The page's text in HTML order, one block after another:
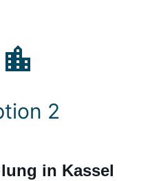
2
in Kassel